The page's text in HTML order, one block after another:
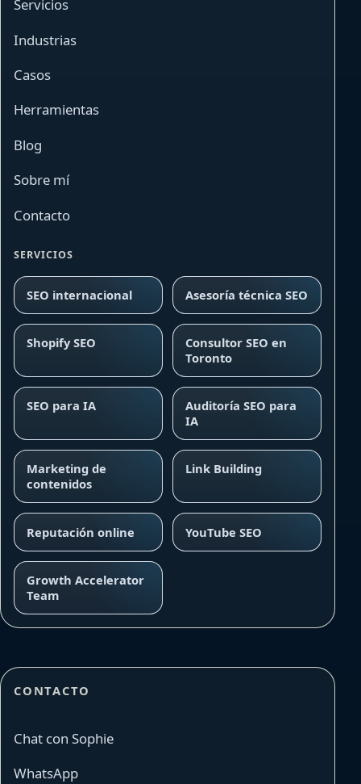
Servicios
Industrias
Casos
Herramientas
Blog
Sobre mí
Contacto
SERVICIOS
SEO internacional Asesoría técnica SEO
Shopify SEO
Consultor SEO en
Toronto
SEO para IA
Auditoría SEO para
IA
Marketing de
contenidos
Link Building
Reputación online YouTube SEO
Growth Accelerator
Team
CONTACTO
Chat con Sophie
WhatsApp